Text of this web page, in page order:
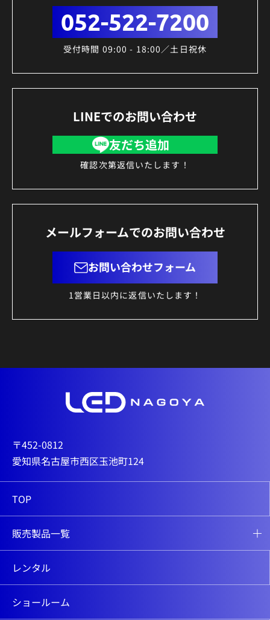
052-522-7200
受付時間 09:00 - 18:00／土日祝休
LINEでのお問い合わせ
友だち追加
確認次第返信いたします！
メールフォームでのお問い合わせ
お問い合わせフォーム
1営業日以内に返信いたします！
〒452-0812
愛知県名古屋市西区玉池町124
TOP
販売製品一覧
レンタル
ショールーム